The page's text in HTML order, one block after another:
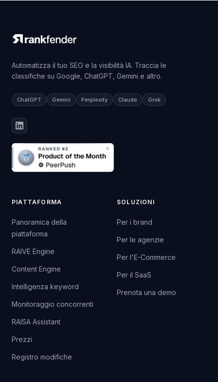
Automatizza il tuo SEO e la visibilità IA. Traccia le
classifiche su Google, ChatGPT, Gemini e altro.
ChatGPT Gemini Perplexity Claude Grok
PIATTAFORMA
Panoramica della
piattaforma
RAIVE Engine
Content Engine
Intelligenza keyword
Monitoraggio concorrenti
RAISA Assistant
Prezzi
Registro modifiche
SOLUZIONI
Per i brand
Per le agenzie
Per l'E-Commerce
Per il SaaS
Prenota una demo